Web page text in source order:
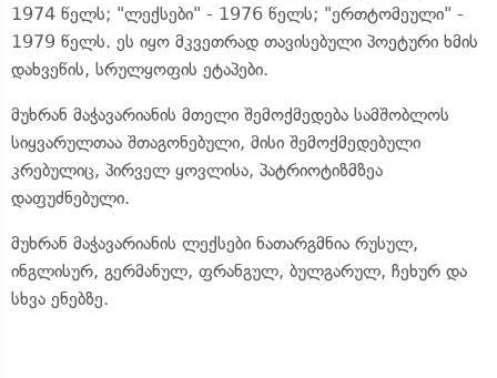
1974 წელს; "ლექსები" - 1976 წელს; "ერთტომეული" -
1979 წელს. ეს იყო მკვეთრად თავისებული პოეტური ხმის
დახვეწის, სრულყოფის ეტაპები.
მუხრან მაჭავარიანის მთელი შემოქმედება სამშობლოს
სიყვარულთაა შთაგონებული, მისი შემოქმედებული
კრებულიც, პირველ ყოვლისა, პატრიოტიზმზეა
დაფუძნებული.
მუხრან მაჭავარიანის ლექსები ნათარგმნია რუსულ,
ინგლისურ, გერმანულ, ფრანგულ, ბულგარულ, ჩეხურ და
სხვა ენებზე.